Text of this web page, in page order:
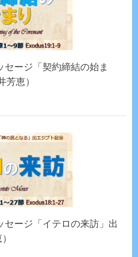
ージ「契約締結の始ま
恵）
セージ「イテロの来訪」出